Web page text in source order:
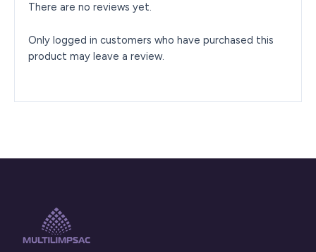
There are no reviews yet.
Only logged in customers who have purchased this
product may leave a review.